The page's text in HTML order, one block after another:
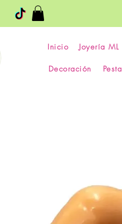
Inicio Joyería ML
Decoración